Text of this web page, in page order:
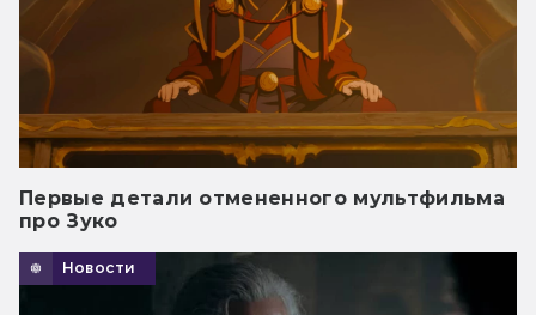
Первые детали отмененного мультфильма
про Зуко
Новости